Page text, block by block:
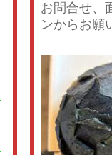
お問合せ、
ンからお願